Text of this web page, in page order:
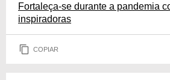
Fortaleça-se durante a pandemia
inspiradoras
COPIAR